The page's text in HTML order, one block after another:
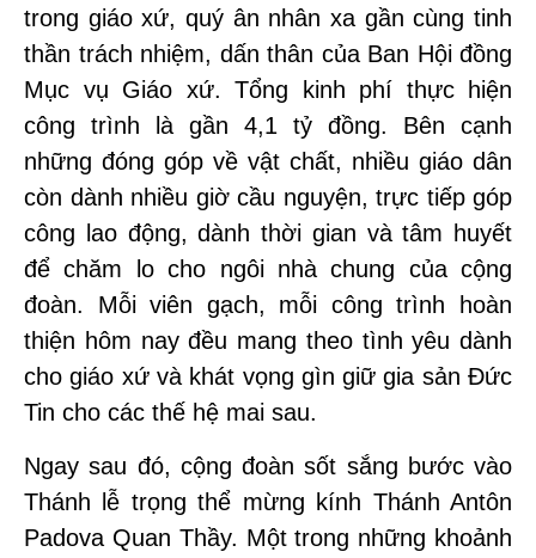
trong giáo xứ, quý ân nhân xa gần cùng tinh
thần trách nhiệm, dấn thân của Ban Hội đồng
Mục vụ Giáo xứ. Tổng kinh phí thực hiện
công trình là gần 4,1 tỷ đồng. Bên cạnh
những đóng góp về vật chất, nhiều giáo dân
còn dành nhiều giờ cầu nguyện, trực tiếp góp
công lao động, dành thời gian và tâm huyết
để chăm lo cho ngôi nhà chung của cộng
đoàn. Mỗi viên gạch, mỗi công trình hoàn
thiện hôm nay đều mang theo tình yêu dành
cho giáo xứ và khát vọng gìn giữ gia sản Đức
Tin cho các thế hệ mai sau.
Ngay sau đó, cộng đoàn sốt sắng bước vào
Thánh lễ trọng thể mừng kính Thánh Antôn
Padova Quan Thầy. Một trong những khoảnh